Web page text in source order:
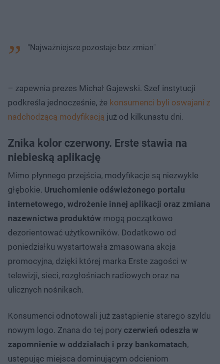
"Najważniejsze pozostaje bez zmian"
– zapewnia prezes Michał Gajewski. Szef instytucji
podkreśla jednocześnie, że konsumenci byli oswajani z
nadchodzącą modyfikacją już od kilkunastu dni.
Znika kolor czerwony. Erste stawia na
niebieską aplikację
Mimo płynnego przejścia, modyfikacje są niezwykle
głębokie. Uruchomienie odświeżonego portalu
internetowego, wdrożenie innej aplikacji oraz zmiana
nazewnictwa produktów mogą początkowo
dezorientować użytkowników. Dodatkowo od
poniedziałku wystartowała zmasowana akcja
promocyjna, dzięki której marka Erste zagości w
telewizji, sieci, rozgłośniach radiowych oraz na
ulicznych nośnikach.
Konsumenci odnotowali już zastąpienie starego szyldu
nowym logo. Znana do tej pory czerwień odeszła w
zapomnienie w oddziałach i przy bankomatach,
ustępując miejsca dominującym odcieniom